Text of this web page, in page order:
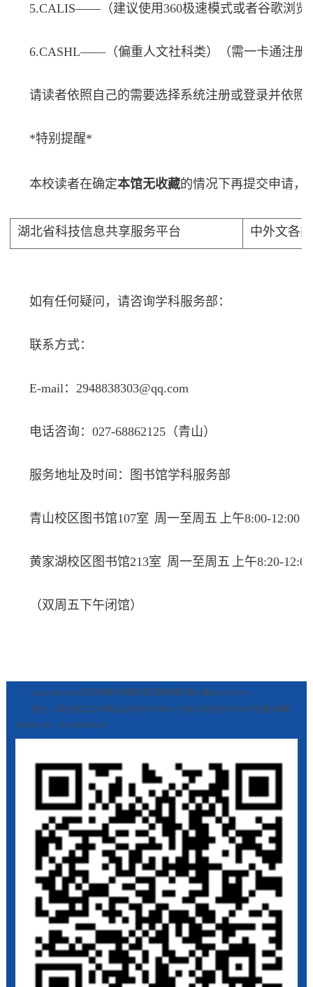
5.CALIS——（建议使用360极速模式或者谷歌浏览
6.CASHL——（偏重人文社科类）（需一卡通注册
请读者依照自己的需要选择系统注册或登录并依
*特别提醒*
本校读者在确定本馆无收藏的情况下再提交申请，
湖北省科技信息共享服务平台 中外文各
如有任何疑问，请咨询学科服务部 ：
联系方式：
E-mail：2948838303@qq.com
电话咨询： 027-68862125（青山）
服务地址及时间 ：图书馆学科服务部
青山校区图书馆107室 周一至周五 上午8:00-12:00
黄家湖校区图书馆213室 周一至周五 上午8:20-12:
（双周五下午闭馆）
Copyright 2023 武汉科技大学图书馆 版权所有 鄂ICP备05003334-1
地址：湖北省武汉市青山区和平大道947号武汉科技大学98号信箱 邮编：
430081 Tel：027-68862220